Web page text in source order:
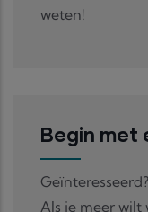
weten!
Begin met
Geïnteresseerd?
Als je meer wilt